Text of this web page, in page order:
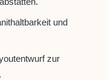
und
zur